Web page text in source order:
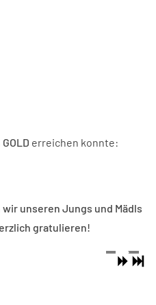
GOLD erreichen konnte:
unseren Jungs und Mädls
gratulieren!